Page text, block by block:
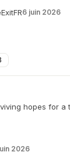
ExitFR6 juin 2026
hopes for a
2026